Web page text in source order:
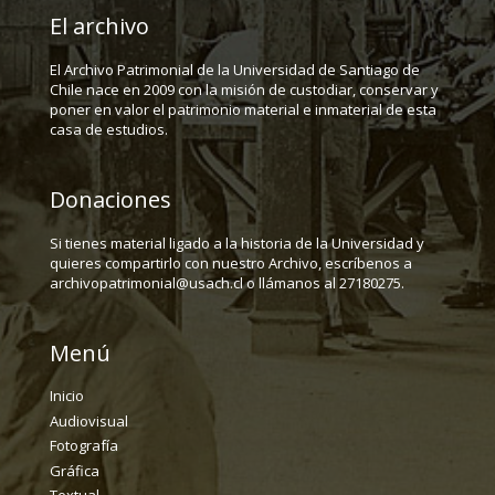
El archivo
El Archivo Patrimonial de la Universidad de Santiago de
Chile nace en 2009 con la misión de custodiar, conservar y
poner en valor el patrimonio material e inmaterial de esta
casa de estudios.
Donaciones
Si tienes material ligado a la historia de la Universidad y
quieres compartirlo con nuestro Archivo, escríbenos a
archivopatrimonial@usach.cl o llámanos al 27180275.
Menú
Inicio
Audiovisual
Fotografía
Gráfica